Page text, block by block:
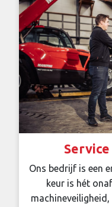
Ons bedrijf is een
keur is hét